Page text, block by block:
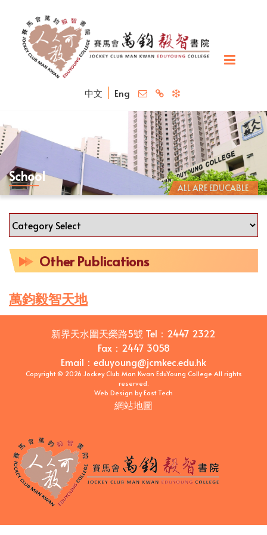
中文 Eng
ALL ARE EDUCABLE
School
Other Publications
萬鈞毅智天地
新界天水圍天榮路5號 Tel： 2447 2322
Fax： 2447 3058
Email ： eduyoung@jcmkec.edu.hk
Copyright © 2026 Jockey Club Man Kwan EduYoung College All rights
reserved.
Web Design byEast Tech
網站地圖